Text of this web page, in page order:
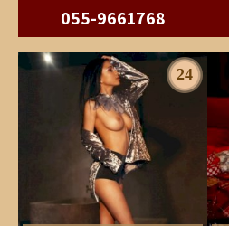
055-9661768
24